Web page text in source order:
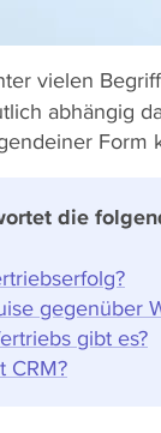
vielen
abhängig
die
gegenüber
gibt es?
CRM?